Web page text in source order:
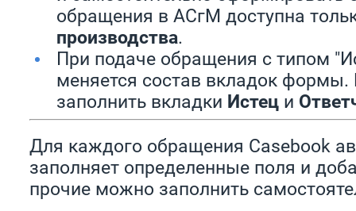
обращения в АСгМ доступна
производства.
При подаче обращения с типом
меняется состав вкладок
заполнить вкладки Истец и
Для каждого обращения Casebook
заполняет определенные поля и
прочие можно заполнить